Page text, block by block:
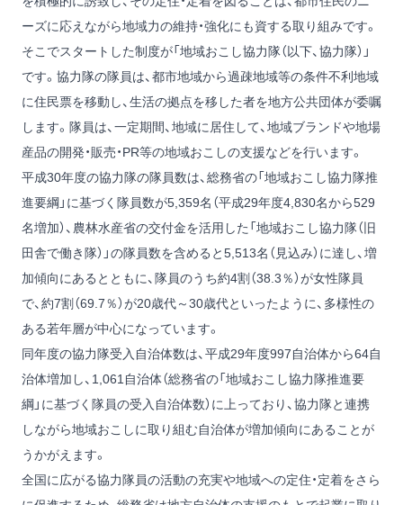
ーズに応えながら地域力の維持・強化にも資する取り組みです。
そこでスタートした制度が「地域おこし協力隊（以下、協力隊）」
です。協力隊の隊員は、都市地域から過疎地域等の条件不利地域
に住民票を移動し、生活の拠点を移した者を地方公共団体が委嘱
します。隊員は、一定期間、地域に居住して、地域ブランドや地場
産品の開発・販売・PR等の地域おこしの支援などを行います。
平成30年度の協力隊の隊員数は、総務省の「地域おこし協力隊推
進要綱」に基づく隊員数が5,359名（平成29年度4,830名から529
名増加）、農林水産省の交付金を活用した「地域おこし協力隊（旧
田舎で働き隊）」の隊員数を含めると5,513名（見込み）に達し、増
加傾向にあるとともに、隊員のうち約4割（38.3％）が女性隊員
で、約7割（69.7％）が20歳代～30歳代といったように、多様性の
ある若年層が中心になっています。
同年度の協力隊受入自治体数は、平成29年度997自治体から64自
治体増加し、1,061自治体（総務省の「地域おこし協力隊推進要
綱」に基づく隊員の受入自治体数）に上っており、協力隊と連携
しながら地域おこしに取り組む自治体が増加傾向にあることが
うかがえます。
全国に広がる協力隊員の活動の充実や地域への定住・定着をさら